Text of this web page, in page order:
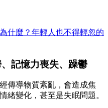
什麼？年輕人也不得輕忽的
記憶力喪失、躁鬱
傳導物質紊亂，會造成焦
緒變化，甚至是失眠問題。